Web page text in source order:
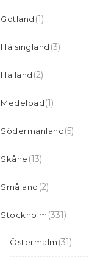
Gotland (1)
Hälsingland (3)
Halland (2)
Medelpad(1)
Södermanland(5)
Skåne (13)
Småland (2)
Stockholm (331)
Östermalm (31)